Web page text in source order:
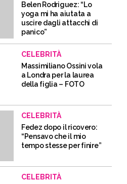
Belen Rodriguez: “Lo
yoga mi ha aiutata a
uscire dagli attacchi di
panico”
CELEBRITÀ
Massimiliano Ossini vola
a Londra per la laurea
della figlia – FOTO
CELEBRITÀ
Fedez dopo il ricovero:
“Pensavo che il mio
tempo stesse per finire”
CELEBRITÀ